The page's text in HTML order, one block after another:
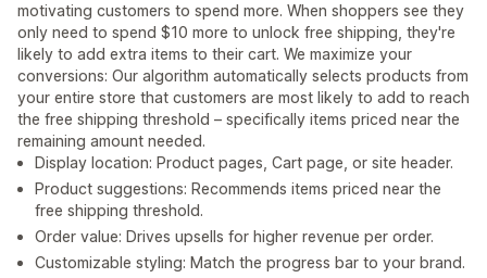
motivating customers to spend more. When shoppers see they
only need to spend $10 more to unlock free shipping, they're
likely to add extra items to their cart. We maximize your
conversions: Our algorithm automatically selects products from
your entire store that customers are most likely to add to reach
the free shipping threshold – specifically items priced near the
remaining amount needed.
Display location: Product pages, Cart page, or site header.
Product suggestions: Recommends items priced near the
free shipping threshold.
Order value: Drives upsells for higher revenue per order.
Customizable styling: Match the progress bar to your brand.